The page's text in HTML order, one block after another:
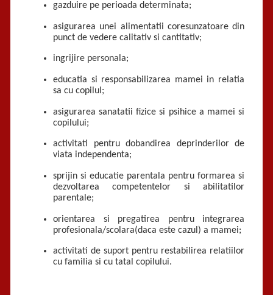
gazduire pe perioada determinata;
asigurarea unei alimentatii coresunzatoare din
punct de vedere calitativ si cantitativ;
ingrijire personala;
educatia si responsabilizarea mamei in relatia
sa cu copilul;
asigurarea sanatatii fizice si psihice a mamei si
copilului;
activitati pentru dobandirea deprinderilor de
viata independenta;
sprijin si educatie parentala pentru formarea si
dezvoltarea competentelor si abilitatilor
parentale;
orientarea si pregatirea pentru integrarea
profesionala/scolara(daca este cazul) a mamei;
activitati de suport pentru restabilirea relatiilor
cu familia si cu tatal copilului.